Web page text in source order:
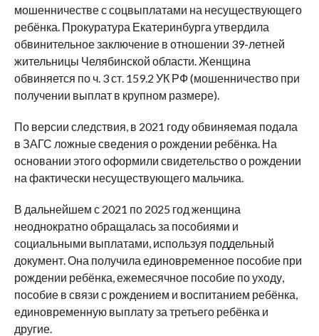
мошенничестве с соцвыплатами на несуществующего
ребёнка. Прокуратура Екатеринбурга утвердила
обвинительное заключение в отношении 39-летней
жительницы Челябинской области. Женщина
обвиняется по ч. 3 ст. 159.2 УК РФ (мошенничество при
получении выплат в крупном размере).
По версии следствия, в 2021 году обвиняемая подала
в ЗАГС ложные сведения о рождении ребёнка. На
основании этого оформили свидетельство о рождении
на фактически несуществующего мальчика.
В дальнейшем с 2021 по 2025 год женщина
неоднократно обращалась за пособиями и
социальными выплатами, используя поддельный
документ. Она получила единовременное пособие при
рождении ребёнка, ежемесячное пособие по уходу,
пособие в связи с рождением и воспитанием ребёнка,
единовременную выплату за третьего ребёнка и
другие.